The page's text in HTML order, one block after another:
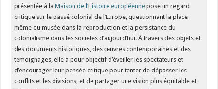
présentée à laMaison de l’Histoire européenne pose un regard
critique sur le passé colonial de l’Europe, questionnant la place
même du musée dans la reproduction et la persistance du
colonialisme dans les sociétés d’aujourd’hui. À travers des objets et
des documents historiques, des œuvres contemporaines et des
témoignages, elle a pour objectif d’éveiller les spectateurs et
d’encourager leur pensée critique pour tenter de dépasser les
conflits et les divisions, et de partager une vision plus équitable et